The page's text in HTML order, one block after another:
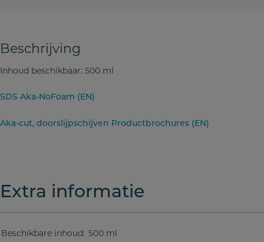
Beschrijving
Inhoud beschikbaar: 500 ml
SDS Aka-NoFoam (EN)
Aka-cut, doorslijpschijven Productbrochures (EN)
Extra informatie
Beschikbare inhoud 500 ml